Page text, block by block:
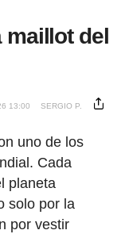
del
13:00 SERGIO P.
uno de los
Cada
planeta
solo por la
por vestir